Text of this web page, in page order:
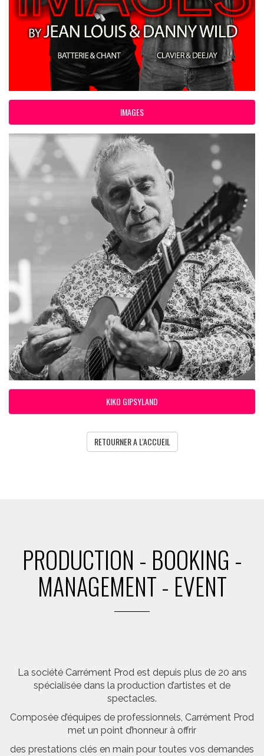
IMAGES
KIKO GIPSYLAND
RETOURNER A L'ACCUEIL
PRODUCTION - BOOKING -
MANAGEMENT - EVENT
La société Carrément Prod est depuis plus de 20 ans
spécialisée dans la production d’artistes et de
spectacles.
Composée d’équipes de professionnels, Carrément Prod
met un point d’honneur à offrir
des prestations clés en main pour toutes vos demandes